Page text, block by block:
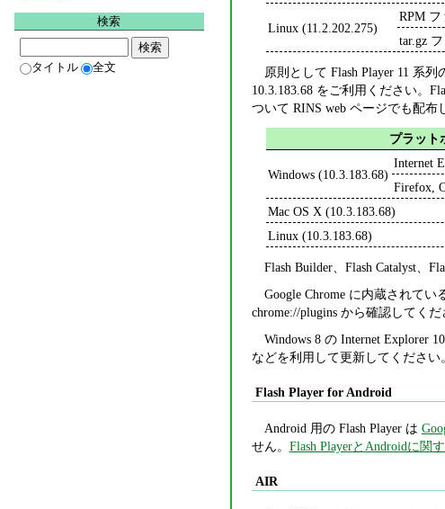
Linux (11.2.202.275)
RPM
tar.gz
原則として Flash Player 11 系
10.3.183.68 をご利用ください。
ついて RINS web ページでも配布
プラット
Windows (10.3.183.68)
Internet
Firefox,
Mac OS X (10.3.183.68)
Linux (10.3.183.68)
Flash Builder、Flash Catalyst、
Google Chrome に内蔵されて
chrome://plugins から確認してく
Windows 8 の Internet Explorer
などを利用して更新してください
Flash Player for Android
Android 用の Flash Player は
せん。 Flash PlayerとAndroidに関
AIR
検索
タイトル 全文